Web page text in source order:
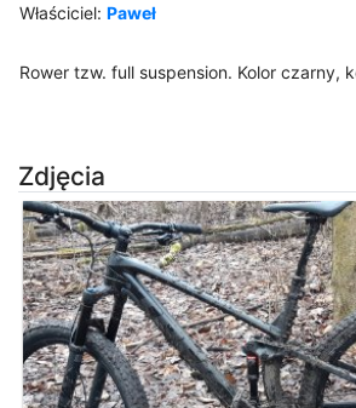
Właściciel:Paweł
Rower tzw. full suspension. Kolor czarny,
Zdjęcia